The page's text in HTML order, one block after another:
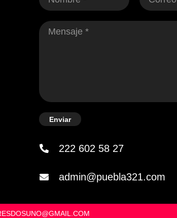
Enviar
222 602 58 27
admin@puebla321.com